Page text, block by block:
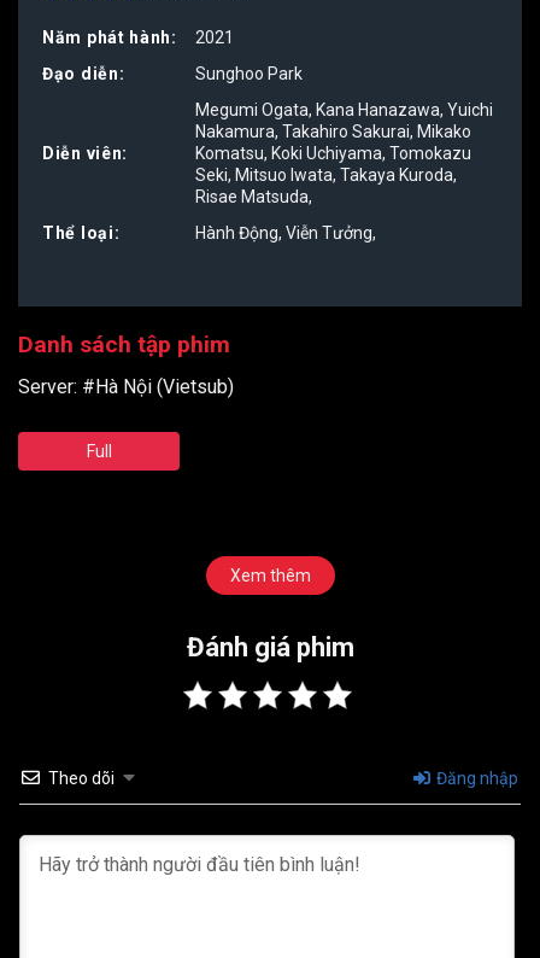
5Năm phát hành:
2021
Đạo diễn:
Sunghoo Park
Diễn viên:
Megumi Ogata, Kana Hanazawa, Yuichi
Nakamura, Takahiro Sakurai, Mikako
Komatsu, Koki Uchiyama, Tomokazu
Seki, Mitsuo Iwata, Takaya Kuroda,
Risae Matsuda,
Thể loại:
Hành Động, Viễn Tưởng,
Danh sách tập phim
Server: #Hà Nội (Vietsub)
Full
Xem thêm
Đánh giá phim
Theo dõi Đăng nhập